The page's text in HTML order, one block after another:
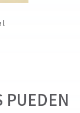
PUEDEN